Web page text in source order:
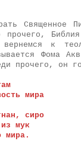
Священное
прочего,
к
Фома
прочего, он
мира
сиро
мук
мира.